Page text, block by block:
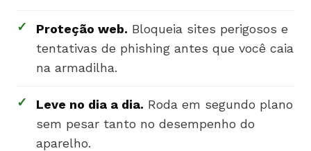
✓ Proteção web. Bloqueia sites perigosos e
tentativas de phishing antes que você caia
na armadilha.
✓ Leve no dia a dia. Roda em segundo plano
sem pesar tanto no desempenho do
aparelho.